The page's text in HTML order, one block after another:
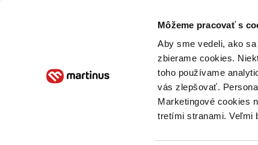
Môžeme pracovať s
Aby sme vedeli, ako
zbierame cookies.
toho používame
vás zlepšovať.
Marketingové cookies
tretími stranami. Veľmi
Poukážky Kontakt